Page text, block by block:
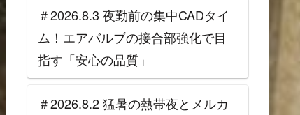
＃2026.8.3 夜勤前の集中CADタイ
ム！エアバルブの接合部強化で目
指す「安心の品質」
＃2026.8.2 猛暑の熱帯夜とメルカ